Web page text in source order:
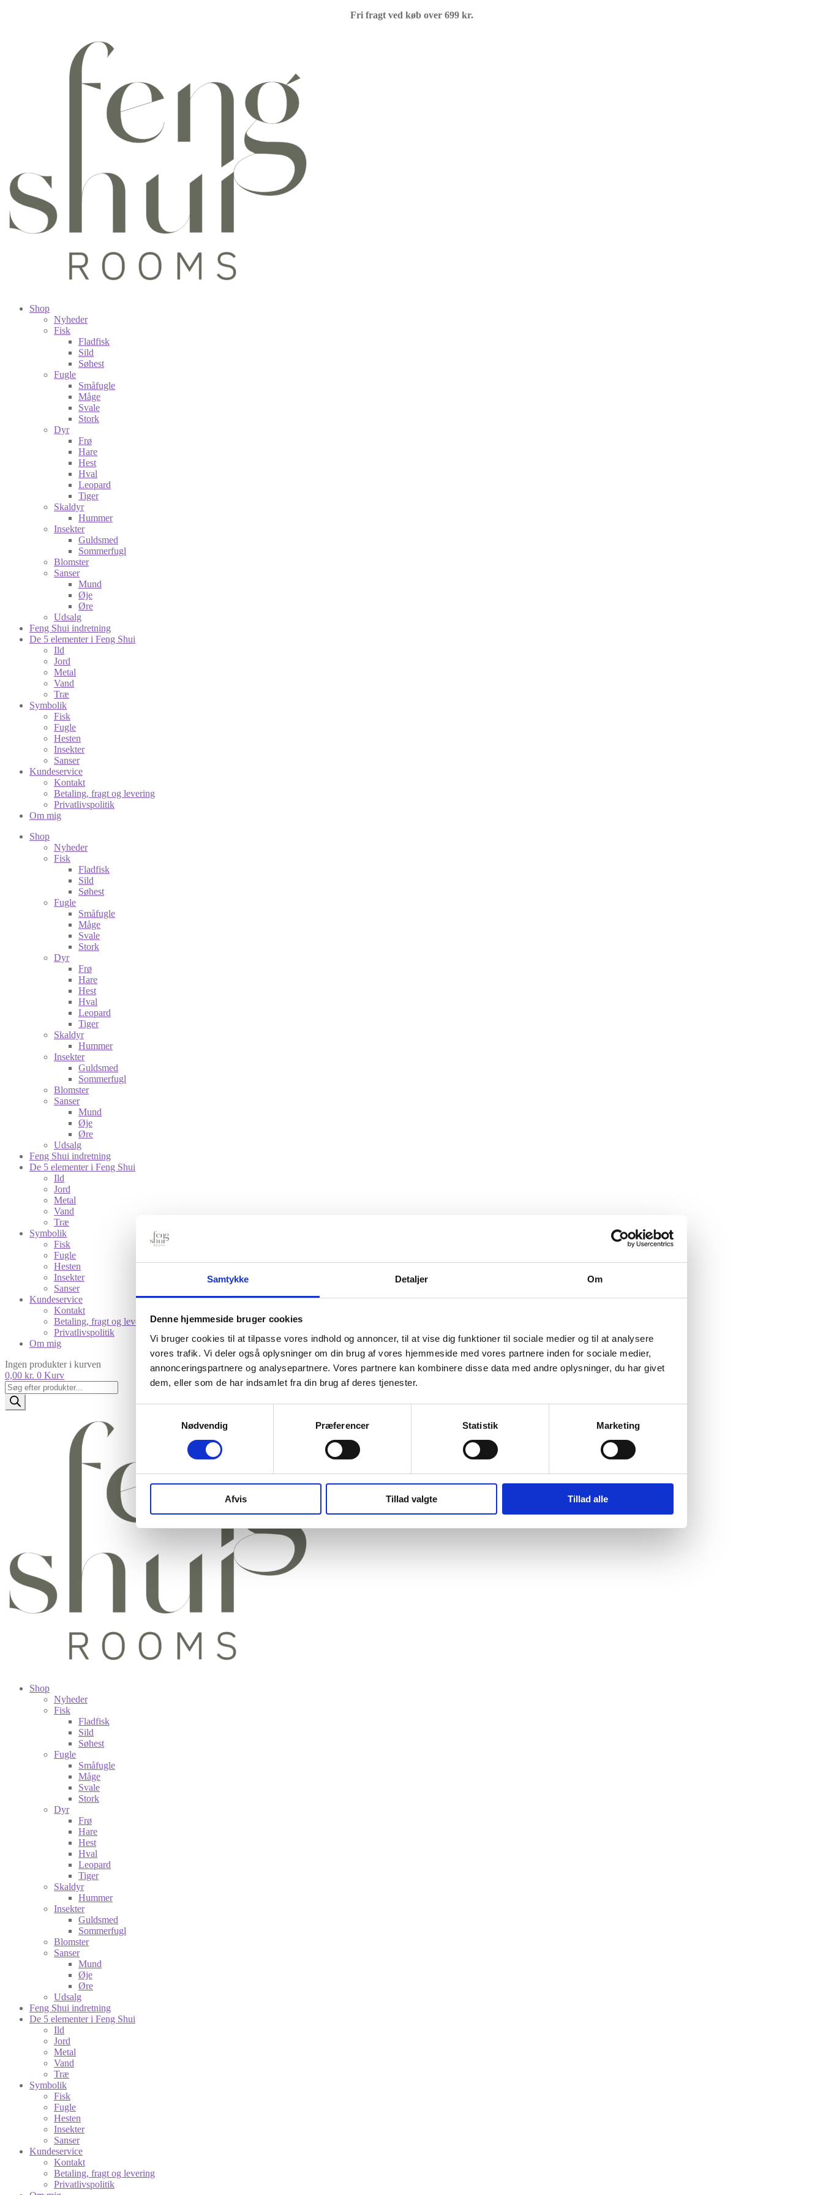
Samtykke Detaljer Om
Denne hjemmeside bruger cookies
Vi bruger cookies til at tilpasse vores indhold og annoncer, til at vise dig funktioner til sociale medier og til at analysere
vores trafik. Vi deler også oplysninger om din brug af vores hjemmeside med vores partnere inden for sociale medier,
annonceringspartnere og analysepartnere. Vores partnere kan kombinere disse data med andre oplysninger, du har givet
dem, eller som de har indsamlet fra din brug af deres tjenester.
Nødvendig
Præferencer Statistik Marketing
Afvis Tillad valgte Tillad alle
Fri fragt ved køb over 699 kr.
Shop
Nyheder
Fisk
Fladfisk
Sild
Søhest
Fugle
Småfugle
Måge
Svale
Stork
Dyr
Frø
Hare
Hest
Hval
Leopard
Tiger
Skaldyr
Hummer
Insekter
Guldsmed
Sommerfugl
Blomster
Sanser
Mund
Øje
Øre
Udsalg
Feng Shui indretning
De 5 elementer i Feng Shui
Ild
Jord
Metal
Vand
Træ
Symbolik
Fisk
Fugle
Hesten
Insekter
Sanser
Kundeservice
Kontakt
Betaling, fragt og levering
Privatlivspolitik
Om mig
Shop
Nyheder
Fisk
Fladfisk
Sild
Søhest
Fugle
Småfugle
Måge
Svale
Stork
Dyr
Frø
Hare
Hest
Hval
Leopard
Tiger
Skaldyr
Hummer
Insekter
Guldsmed
Sommerfugl
Blomster
Sanser
Mund
Øje
Øre
Udsalg
Feng Shui indretning
De 5 elementer i Feng Shui
Ild
Jord
Metal
Vand
Træ
Symbolik
Fisk
Fugle
Hesten
Insekter
Sanser
Kundeservice
Kontakt
Betaling, fragt og levering
Privatlivspolitik
Om mig
Ingen produkter i kurven
0,00 kr. 0 Kurv
Products
search
Shop
Nyheder
Fisk
Fladfisk
Sild
Søhest
Fugle
Småfugle
Måge
Svale
Stork
Dyr
Frø
Hare
Hest
Hval
Leopard
Tiger
Skaldyr
Hummer
Insekter
Guldsmed
Sommerfugl
Blomster
Sanser
Mund
Øje
Øre
Udsalg
Feng Shui indretning
De 5 elementer i Feng Shui
Ild
Jord
Metal
Vand
Træ
Symbolik
Fisk
Fugle
Hesten
Insekter
Sanser
Kundeservice
Kontakt
Betaling, fragt og levering
Privatlivspolitik